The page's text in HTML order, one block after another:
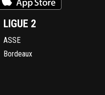
LIGUE 2
ASSE
Bordeaux